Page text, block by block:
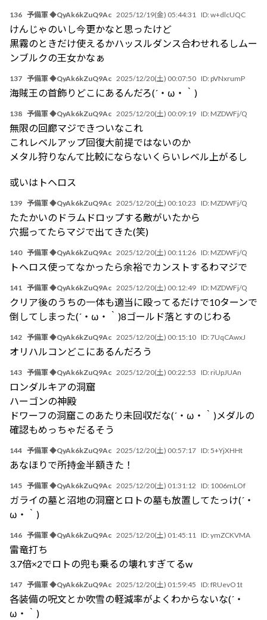
136 予備軍 ◆QyAk6kZuQ9Ac 2025/12/19(金) 05:44:31 ID:w+dlcUQC
けんじゃのいし今更かなと思ったけど
黒霧のときだけ使えるかハッスルダンス合わせれるしムー
ンブルクの王女かなぁ
137 予備軍 ◆QyAk6kZuQ9Ac 2025/12/20(土) 00:07:50 ID: pVNxrumP
海賊王の首飾りどこにあるんだろ(´・ω・｀)
138 予備軍 ◆QyAk6kZuQ9Ac 2025/12/20(土) 00:09:19 ID: MZDWFj/Q
無限の回廊マジできついなこれ
これレベルアップ回復大前提ではないのか
メタル狩りなんて比較にならないくらいレベル上がるし
或いはトヘロス
139 予備軍 ◆QyAk6kZuQ9Ac 2025/12/20(土) 00:10:23 ID: MZDWFj/Q
たたかいのドラムドロップする敵がいたから
穴掘ってたらマジで出てきた(笑)
140 予備軍 ◆QyAk6kZuQ9Ac 2025/12/20(土) 00:11:26 ID: MZDWFj/Q
トヘロス使ってなかったら余裕でカンストするわマジで
141 予備軍 ◆QyAk6kZuQ9Ac 2025/12/20(土) 00:12:49 ID: MZDWFj/Q
クリア後のうちの一体も適当に殴ってるだけで10ターンで
倒してしまった(´・ω・｀)8ゴールド落とすのじわる
142 予備軍 ◆QyAk6kZuQ9Ac 2025/12/20(土) 00:15:10 ID:7UqCAwxJ
オリハルコンどこにあるんだろう
143 予備軍 ◆QyAk6kZuQ9Ac 2025/12/20(土) 00:22:53 ID: riUpJUAn
ロンダルキアの洞窟
ハーゴンの神殿
ドワーフの洞窟このあたり未回収だな(´・ω・｀)メダルの
確認もめっちゃだるそう
144 予備軍 ◆QyAk6kZuQ9Ac 2025/12/20(土) 00:57:17 ID:5+YjXHHt
あなほりで所持金半額きた！
145 予備軍 ◆QyAk6kZuQ9Ac 2025/12/20(土) 01:31:12 ID: 1006mLOf
ガライの墓と沼地の洞窟とロトの墓も放置してたっけ(´・
ω・｀)
146 予備軍 ◆QyAk6kZuQ9Ac 2025/12/20(土) 01:45:11 ID:ymZCKVMA
雷竜打ち
3.7倍×2でロトの兜も乗るの壊れすぎてるw
147 予備軍 ◆QyAk6kZuQ9Ac 2025/12/20(土) 01:59:45 ID:fRUevO1t
各装備の呪文とか吹雪の軽減率がよくわからないな(´・
ω・｀)